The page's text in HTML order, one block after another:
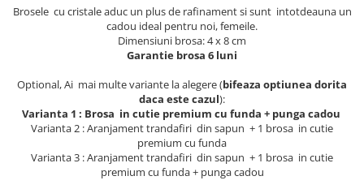
Lenjerii de pat pentru copii
Pijamale de barbati
Pijamale
Brosele cu cristale aduc un plus de rafinament si sunt intotdeauna un
cadou ideal pentru noi, femeile.
Dimensiuni brosa: 4 x 8 cm
Garantie brosa 6 luni
Optional, Ai mai multe variante la alegere (bifeaza optiunea dorita
daca este cazul):
Varianta 1 : Brosa in cutie premium cu funda + punga cadou
Varianta 2 : Aranjament trandafiri din sapun + 1 brosa in cutie
premium cu funda
Varianta 3 : Aranjament trandafiri din sapun + 1 brosa in cutie
premium cu funda + punga cadou